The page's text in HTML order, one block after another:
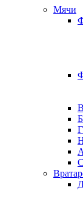
Мячи